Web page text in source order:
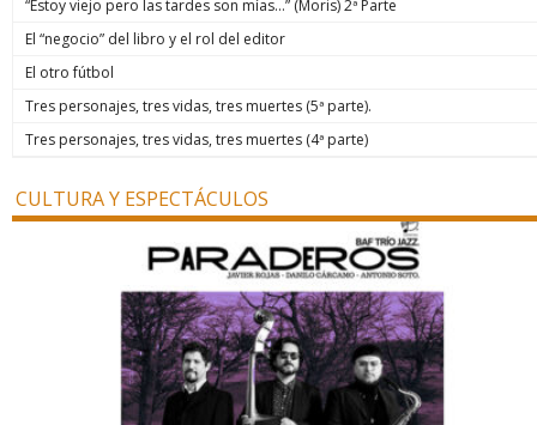
“Estoy viejo pero las tardes son mías…” (Moris) 2ª Parte
El “negocio” del libro y el rol del editor
El otro fútbol
Tres personajes, tres vidas, tres muertes (5ª parte).
Tres personajes, tres vidas, tres muertes (4ª parte)
CULTURA Y ESPECTÁCULOS